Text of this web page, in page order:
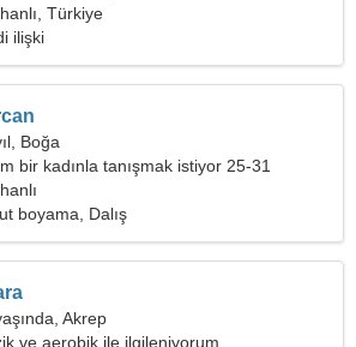
Türkiye
ilişki
Boğa
bir kadınla tanışmak istiyor 25-31
boyama, Dalış
Akrep
ve aerobik ile ilgileniyorum